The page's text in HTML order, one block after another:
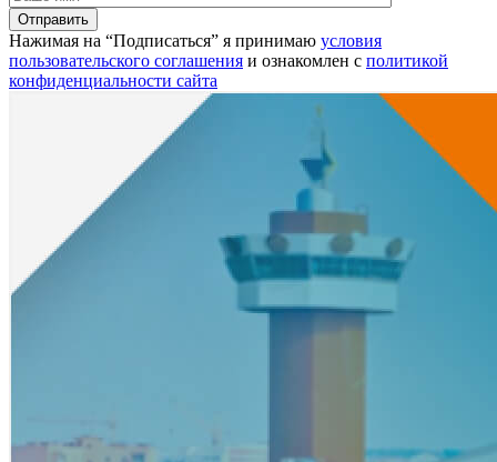
Нажимая на “Подписаться” я принимаю условия
пользовательского соглашения и ознакомлен с политикой
конфиденциальности сайта